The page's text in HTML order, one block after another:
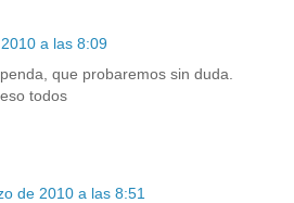
a las 8:09
que probaremos sin duda.
todos
de 2010 a las 8:51